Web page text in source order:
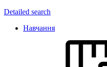
Detailed search
Навчання